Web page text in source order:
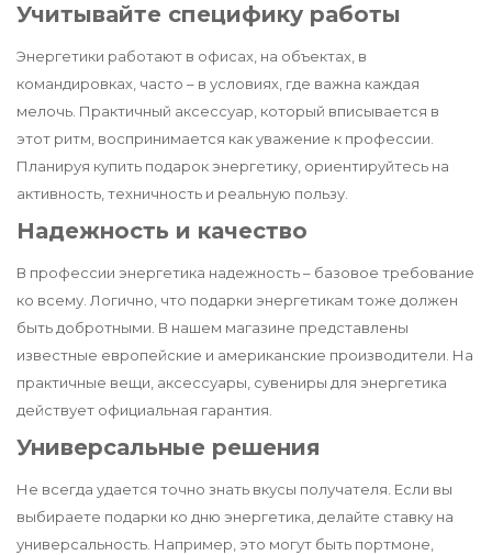
Учитывайте специфику работы
Энергетики работают в офисах, на объектах, в
командировках, часто – в условиях, где важна каждая
мелочь. Практичный аксессуар, который вписывается в
этот ритм, воспринимается как уважение к профессии.
Планируя купить подарок энергетику, ориентируйтесь на
активность, техничность и реальную пользу.
Надежность и качество
В профессии энергетика надежность – базовое требование
ко всему. Логично, что подарки энергетикам тоже должен
быть добротными. В нашем магазине представлены
известные европейские и американские производители. На
практичные вещи, аксессуары, сувениры для энергетика
действует официальная гарантия.
Универсальные решения
Не всегда удается точно знать вкусы получателя. Если вы
выбираете подарки ко дню энергетика, делайте ставку на
универсальность. Например, это могут быть портмоне,